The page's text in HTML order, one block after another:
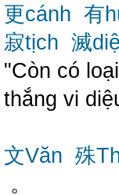
更cánh 有
寂tịch 滅
"Còn có
thắng vi
文Văn 殊
。